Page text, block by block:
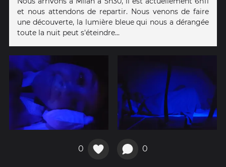
et nous attendons de repartir. Nous venons de faire
une découverte, la lumière bleue qui nous a dérangée
toute la nuit peut s'éteindre...
0 0